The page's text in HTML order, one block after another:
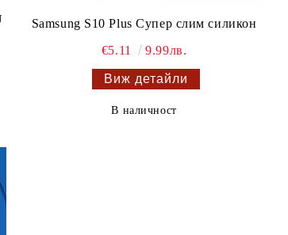
Samsung S10 Plus Супер слим силикон
€5.11 9.99лв.
Виж детайли
В наличност